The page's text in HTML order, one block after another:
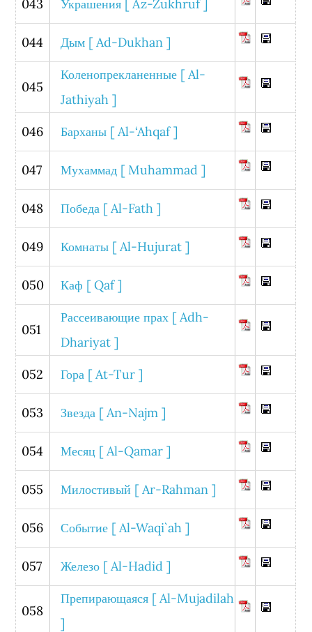
043 Украшения [ Az-Zukhruf ]
044 Дым [ Ad-Dukhan ]
045
Коленопрекланенные [ Al-
Jathiyah ]
046
Барханы [ Al-‘Ahqaf ]
047 Мухаммад [ Muhammad ]
048 Победа [ Al-Fath ]
049 Комнаты [ Al-Hujurat ]
050 Каф [ Qaf ]
051
Рассеивающие прах [ Adh-
Dhariyat ]
052
Гора [ At-Tur ]
053 Звезда [ An-Najm ]
054 Месяц [ Al-Qamar ]
055 Милостивый [ Ar-Rahman ]
056 Событие [ Al-Waqi`ah ]
057 Железо [ Al-Hadid ]
058
Препирающаяся [ Al-Mujadilah
]